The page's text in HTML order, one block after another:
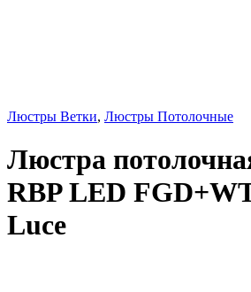
Люстры Ветки, Люстры Потолочные
Люстра
RBP LED
Luce